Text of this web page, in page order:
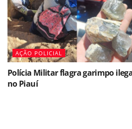
AÇÃO POLICIAL
Polícia Militar flagra garimpo
no Piauí